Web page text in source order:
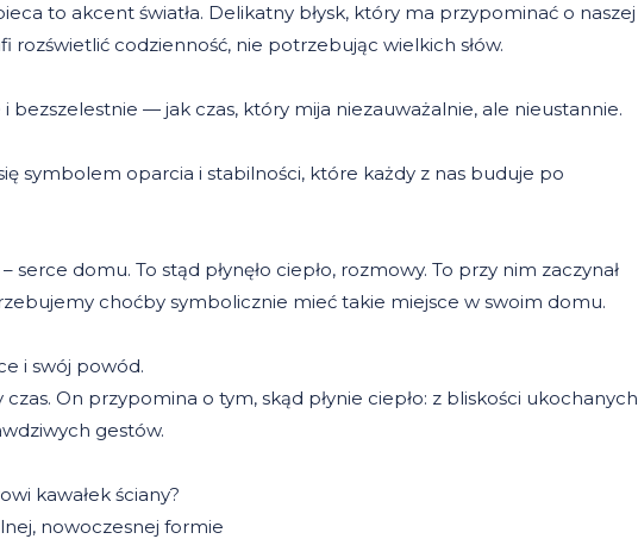
to akcent światła. Delikatny błysk, który ma przypominać o naszej
codzienność, nie potrzebując wielkich słów.
bezszelestnie — jak czas, który mija niezauważalnie, ale nieustannie.
symbolem oparcia i stabilności, które każdy z nas buduje po
domu. To stąd płynęło ciepło, rozmowy. To przy nim zaczynał
choćby symbolicznie mieć takie miejsce w swoim domu.
i swój powód.
On przypomina o tym, skąd płynie ciepło: z bliskości ukochanych
gestów.
kawałek ściany?
nowoczesnej formie